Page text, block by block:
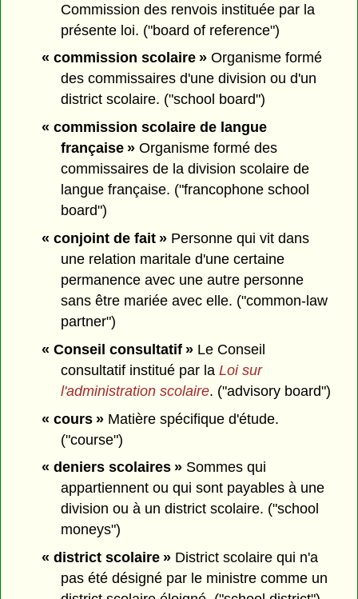
Commission des renvois instituée par la
présente loi. ("board of reference")
« commission scolaire »Organisme formé
des commissaires d'une division ou d'un
district scolaire. ("school board")
« commission scolaire de langue
française » Organisme formé des
commissaires de la division scolaire de
langue française. ("francophone school
board")
« conjoint de fait »Personne qui vit dans
une relation maritale d'une certaine
permanence avec une autre personne
sans être mariée avec elle. ("common-law
partner")
« Conseil consultatif »Le Conseil
consultatif institué par laLoi sur
l'administration scolaire. ("advisory board")
« cours »Matière spécifique d'étude.
("course")
« deniers scolaires »Sommes qui
appartiennent ou qui sont payables à une
division ou à un district scolaire. ("school
moneys")
« district scolaire »District scolaire qui n'a
pas été désigné par le ministre comme un